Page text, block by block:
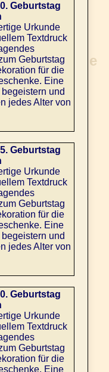
Geburtstag
Urkunde
Textdruck
Geburtstag
für die
Eine
und
jedes Alter von
Geburtstag
Urkunde
Textdruck
Geburtstag
für die
Eine
und
jedes Alter von
Geburtstag
Urkunde
Textdruck
Geburtstag
für die
Eine